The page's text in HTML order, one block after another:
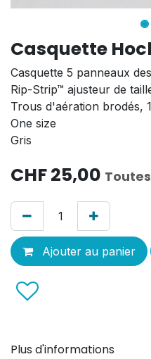
Casquette
Casquette 5 panneaux
Rip-Strip™ ajusteur de
Trous d'aération brodés,
One size
Gris
CHF25,00
Ajouter au panier
Plus d'informations